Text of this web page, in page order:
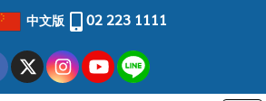
中文版 02 223 1111